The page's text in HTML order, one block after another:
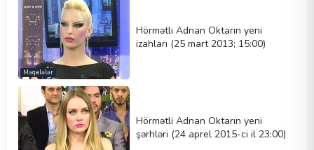
Məqalələr
Hörmətli Adnan Oktarın yeni
izahları (25 mart 2013; 15:00)
Hörmətli Adnan Oktarın yeni
şərhləri (24 aprel 2015-ci il 23:00)